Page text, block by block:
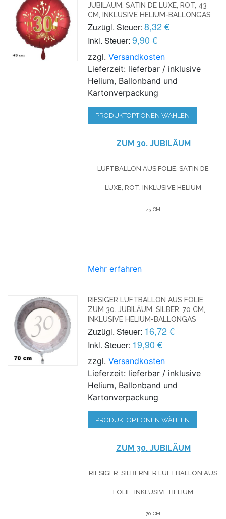
JUBILÄUM, SATIN DE LUXE, ROT, 43
CM, INKLUSIVE HELIUM-BALLONGAS
Zuzügl. Steuer: 8,32 €
Inkl. Steuer: 9,90 €
zzgl.Versandkosten
Lieferzeit: lieferbar / inklusive
Helium, Ballonband und
Kartonverpackung
PRODUKTOPTIONEN WÄHLEN
ZUM 30. JUBILÄUM
LUFTBALLON AUS FOLIE, SATIN DE
LUXE, ROT, INKLUSIVE HELIUM
43 CM
Mehr erfahren
RIESIGER LUFTBALLON AUS FOLIE
ZUM 30. JUBILÄUM, SILBER, 70 CM,
INKLUSIVE HELIUM-BALLONGAS
Zuzügl. Steuer: 16,72 €
Inkl. Steuer: 19,90 €
zzgl.Versandkosten
Lieferzeit: lieferbar / inklusive
Helium, Ballonband und
Kartonverpackung
PRODUKTOPTIONEN WÄHLEN
ZUM 30. JUBILÄUM
RIESIGER, SILBERNER LUFTBALLON AUS
FOLIE, INKLUSIVE HELIUM
70 CM